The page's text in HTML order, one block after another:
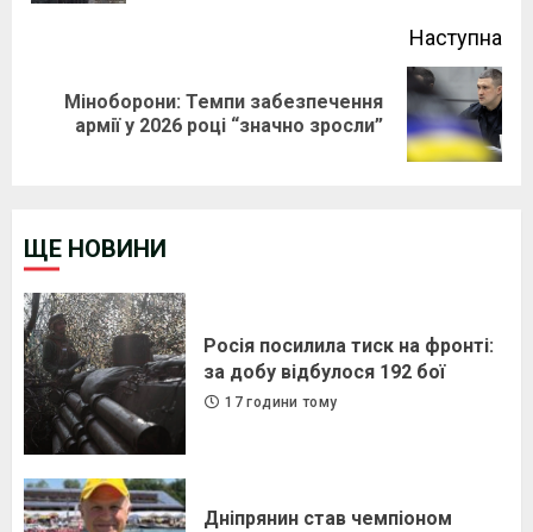
Наступна
Next
post:
Міноборони: Темпи забезпечення
армії у 2026 році “значно зросли”
ЩЕ НОВИНИ
Росія посилила тиск на фронті:
за добу відбулося 192 бої
17 години тому
Дніпрянин став чемпіоном